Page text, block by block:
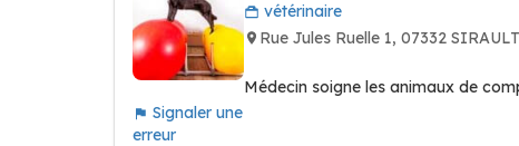
Signaler une
erreur
vétérinaire
Rue Jules Ruelle 1, 07332
Médecin soigne les animaux de